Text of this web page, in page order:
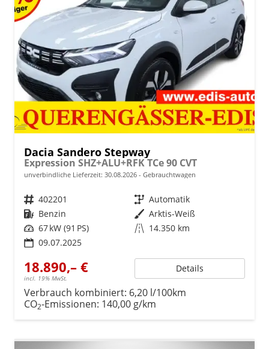
Dacia Sandero Stepway
Expression SHZ+ALU+RFK TCe 90 CVT
unverbindliche Lieferzeit: 30.08.2026 Gebrauchtwagen
Fahrzeugnr. 402201 Getriebe Automatik
Kraftstoff Benzin Außenfarbe Arktis-Weiß
Leistung 67 kW (91 PS) Kilometerstand 14.350 km
09.07.2025
18.890,– €
incl. 19% MwSt.
Details
Verbrauch kombiniert: 6,20 l/100km
CO2-Emissionen: 140,00 g/km